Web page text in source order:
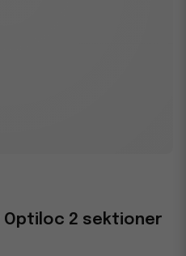
Optiloc 2 sektioner